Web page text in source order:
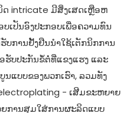
ດ intricate ມີສິ່ງເສດເຫຼືອຫ
ເປັນອົງປະກອບເພື່ອຄວາມທົນ
ບການຢັ້ງຢືນນຳໃຊ້ເຕັກນິກການ
ຮັບປະກັນຂໍ້ຕໍ່ທີ່ແຂງແຮງ ແລະ
ແບບຂອງພວກເຮົາ, ລວມທັງ
- ເສີມຂະຫຍາຍ
ການສຸມໃສ່ການຜະລິດແບບ